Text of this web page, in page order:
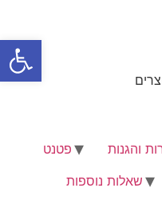
פתח
והגנות
פטנט
שאלות נוספות